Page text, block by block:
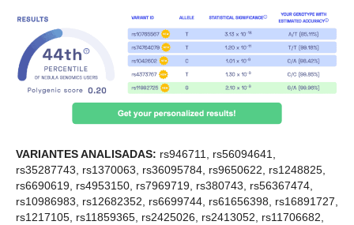
VARIANTES ANALISADAS: rs946711, rs56094641,
rs35287743, rs1370063, rs36095784, rs9650622, rs1248825,
rs6690619, rs4953150, rs7969719, rs380743, rs56367474,
rs10986983, rs12682352, rs6699744, rs61656398, rs16891727,
rs1217105, rs11859365, rs2425026, rs2413052, rs11706682,